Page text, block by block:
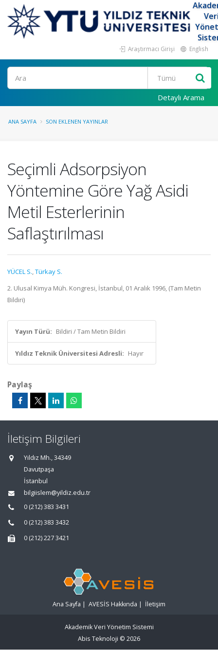
Araştırmacı Girişi English
Ara
Detaylı Arama
ANA SAYFA SON EKLENEN YAYINLAR
Seçimli Adsorpsiyon
Yöntemine Göre Yağ Asidi
Metil Esterlerinin
Saflaştırılması
YÜCEL S.,Türkay S.
2. Ulusal Kimya Müh. Kongresi, İstanbul, 01 Aralık 1996, (Tam Metin
Bildiri)
Yayın Türü: Bildiri / Tam Metin Bildiri
Yıldız Teknik Üniversitesi Adresli: Hayır
Paylaş
İletişim Bilgileri
Yıldız Mh., 34349
Davutpaşa
İstanbul
bilgiislem@yildiz.edu.tr
0 (212) 383 3431
0 (212) 383 3432
0 (212) 227 3421
Ana Sayfa | AVESİS Hakkında | İletişim
Akademik Veri Yönetim Sistemi
Abis Teknoloji © 2026